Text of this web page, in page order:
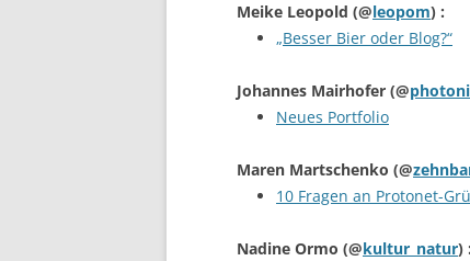
Meike Leopold (@leopom) :
„Besser Bier oder Blog?“
Johannes Mairhofer (@
Neues Portfolio
Maren Martschenko (@
10 Fragen an Protonet-
Nadine Ormo (@kultur_natur) :